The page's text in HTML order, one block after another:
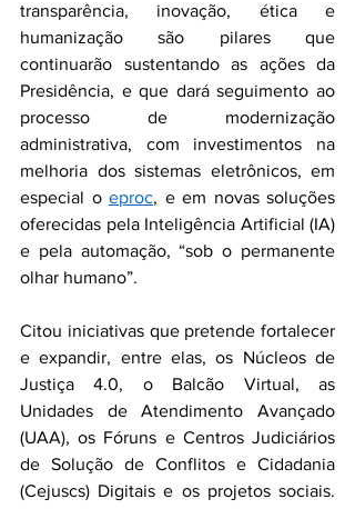
transparência, inovação, ética e
humanização são pilares que
continuarão sustentando as ações da
Presidência, e que dará seguimento ao
processo de modernização
administrativa, com investimentos na
melhoria dos sistemas eletrônicos, em
especial o eproc, e em novas soluções
oferecidas pela Inteligência Artificial (IA)
e pela automação, “sob o permanente
olhar humano”.
Citou iniciativas que pretende fortalecer
e expandir, entre elas, os Núcleos de
Justiça 4.0, o Balcão Virtual, as
Unidades de Atendimento Avançado
(UAA), os Fóruns e Centros Judiciários
de Solução de Conflitos e Cidadania
(Cejuscs) Digitais e os projetos sociais.